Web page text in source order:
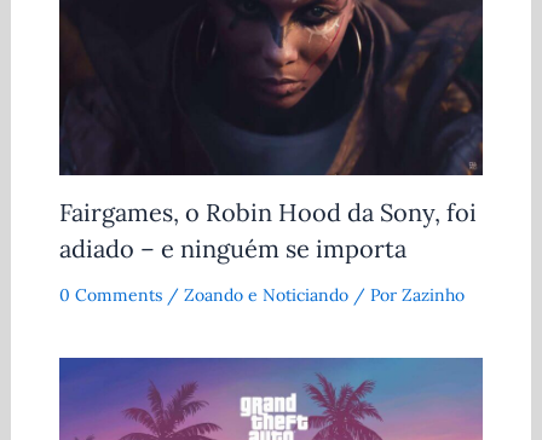
Fairgames, o Robin Hood da Sony, foi
adiado – e ninguém se importa
0 Comments / Zoando e Noticiando/ Por Zazinho